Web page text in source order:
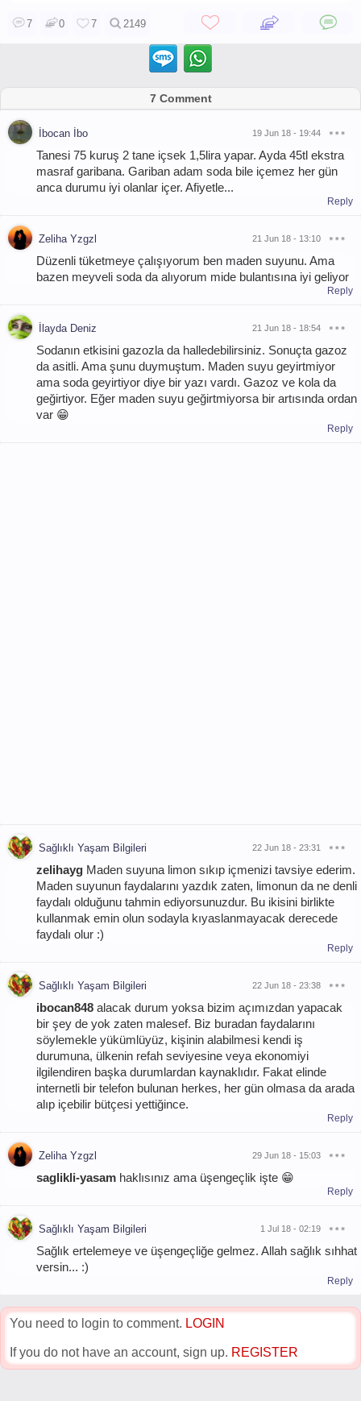
7 0 7 2149
7 Comment
İbocan İbo 19 Jun 18 - 19:44
Tanesi 75 kuruş 2 tane içsek 1,5lira yapar. Ayda 45tl ekstra
masraf garibana. Gariban adam soda bile içemez her gün
anca durumu iyi olanlar içer. Afiyetle...
Reply
Zeliha Yzgzl 21 Jun 18 - 13:10
Düzenli tüketmeye çalışıyorum ben maden suyunu. Ama
bazen meyveli soda da alıyorum mide bulantısına iyi geliyor
Reply
İlayda Deniz 21 Jun 18 - 18:54
Sodanın etkisini gazozla da halledebilirsiniz. Sonuçta gazoz
da asitli. Ama şunu duymuştum. Maden suyu geyirtmiyor
ama soda geyirtiyor diye bir yazı vardı. Gazoz ve kola da
geğirtiyor. Eğer maden suyu geğirtmiyorsa bir artısında ordan
var 😁
Reply
Sağlıklı Yaşam Bilgileri 22 Jun 18 - 23:31
zelihayg Maden suyuna limon sıkıp içmenizi tavsiye ederim.
Maden suyunun faydalarını yazdık zaten, limonun da ne denli
faydalı olduğunu tahmin ediyorsunuzdur. Bu ikisini birlikte
kullanmak emin olun sodayla kıyaslanmayacak derecede
faydalı olur :)
Reply
Sağlıklı Yaşam Bilgileri 22 Jun 18 - 23:38
ibocan848 alacak durum yoksa bizim açımızdan yapacak
bir şey de yok zaten malesef. Biz buradan faydalarını
söylemekle yükümlüyüz, kişinin alabilmesi kendi iş
durumuna, ülkenin refah seviyesine veya ekonomiyi
ilgilendiren başka durumlardan kaynaklıdır. Fakat elinde
internetli bir telefon bulunan herkes, her gün olmasa da arada
alıp içebilir bütçesi yettiğince.
Reply
Zeliha Yzgzl 29 Jun 18 - 15:03
saglikli-yasam haklısınız ama üşengeçlik işte 😁
Reply
Sağlıklı Yaşam Bilgileri 1 Jul 18 - 02:19
Sağlık ertelemeye ve üşengeçliğe gelmez. Allah sağlık sıhhat
versin... :)
Reply
You need to login to comment. LOGIN
If you do not have an account, sign up. REGISTER